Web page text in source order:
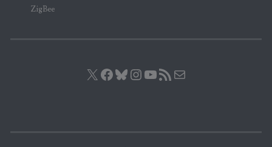
ZigBee
X Facebook
Bluesky
Instagram
YouTube
Flux RSS